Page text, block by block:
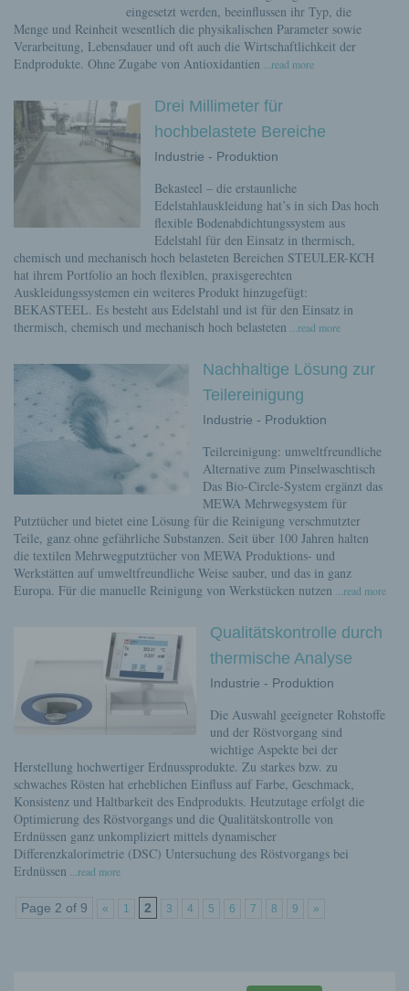
eingesetzt werden, beeinflussen ihr Typ, die
Menge und Reinheit wesentlich die physikalischen Parameter sowie
Verarbeitung, Lebensdauer und oft auch die Wirtschaftlichkeit der
Endprodukte. Ohne Zugabe von Antioxidantien ...read more
Drei Millimeter für
hochbelastete Bereiche
Industrie - Produktion
Bekasteel – die erstaunliche
Edelstahlauskleidung hat’s in sich Das hoch
flexible Bodenabdichtungssystem aus
Edelstahl für den Einsatz in thermisch,
chemisch und mechanisch hoch belasteten Bereichen STEULER-KCH
hat ihrem Portfolio an hoch flexiblen, praxisgerechten
Auskleidungssystemen ein weiteres Produkt hinzugefügt:
BEKASTEEL. Es besteht aus Edelstahl und ist für den Einsatz in
thermisch, chemisch und mechanisch hoch belasteten ...read more
Nachhaltige Lösung zur
Teilereinigung
Industrie - Produktion
Teilereinigung: umweltfreundliche
Alternative zum Pinselwaschtisch
Das Bio-Circle-System ergänzt das
MEWA Mehrwegsystem für
Putztücher und bietet eine Lösung für die Reinigung verschmutzter
Teile, ganz ohne gefährliche Substanzen. Seit über 100 Jahren halten
die textilen Mehrwegputztücher von MEWA Produktions- und
Werkstätten auf umweltfreundliche Weise sauber, und das in ganz
Europa. Für die manuelle Reinigung von Werkstücken nutzen ...read more
Qualitätskontrolle durch
thermische Analyse
Industrie - Produktion
Die Auswahl geeigneter Rohstoffe
und der Röstvorgang sind
wichtige Aspekte bei der
Herstellung hochwertiger Erdnussprodukte. Zu starkes bzw. zu
schwaches Rösten hat erheblichen Einfluss auf Farbe, Geschmack,
Konsistenz und Haltbarkeit des Endprodukts. Heutzutage erfolgt die
Optimierung des Röstvorgangs und die Qualitätskontrolle von
Erdnüssen ganz unkompliziert mittels dynamischer
Differenzkalorimetrie (DSC) Untersuchung des Röstvorgangs bei
Erdnüssen ...read more
Page 2 of 9 « 1 2 3 4 5 6 7 8 9 »